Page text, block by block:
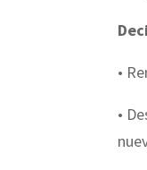
•
•